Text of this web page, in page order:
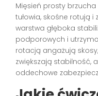
Mięsień prosty
tułowia, skośne rotują
warstwa głęboka
podporowych i
rotacją angażują
zwiększają stabilność,
oddechowe